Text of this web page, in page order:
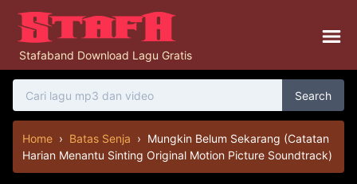
Stafaband Download Lagu Gratis
Search
Home › Batas Senja › Mungkin Belum Sekarang (Catatan
Harian Menantu Sinting Original Motion Picture Soundtrack)